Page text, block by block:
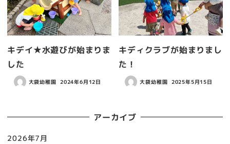
キデイ★水遊びが始まりま
した
大袋幼稚園 2024年6月12日
キディクラブが始まりまし
た！
大袋幼稚園 2025年5月15日
アーカイブ
2026年7月